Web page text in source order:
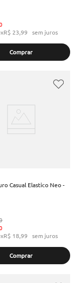
xR$ 23,99 sem juros
Comprar
Casual Elastico Neo -
xR$ 18,99 sem juros
Comprar